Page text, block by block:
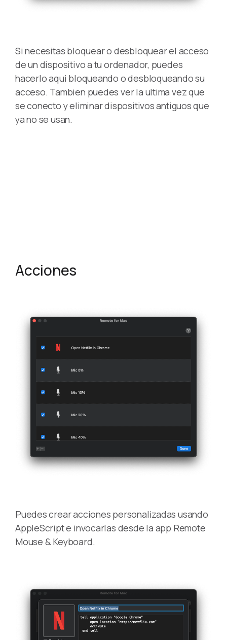
Si necesitas bloquear o desbloquear el acceso
de un dispositivo a tu ordenador, puedes
hacerlo aqui bloqueando o desbloqueando su
acceso. Tambien puedes ver la ultima vez que
se conecto y eliminar dispositivos antiguos que
ya no se usan.
Acciones
Puedes crear acciones personalizadas usando
AppleScript e invocarlas desde la app Remote
Mouse & Keyboard.